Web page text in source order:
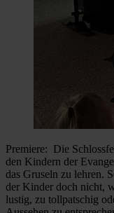
Premiere: Die
den Kindern der
das Gruseln zu lehren.
der Kinder doch nicht,
lustig, zu tollpatschig